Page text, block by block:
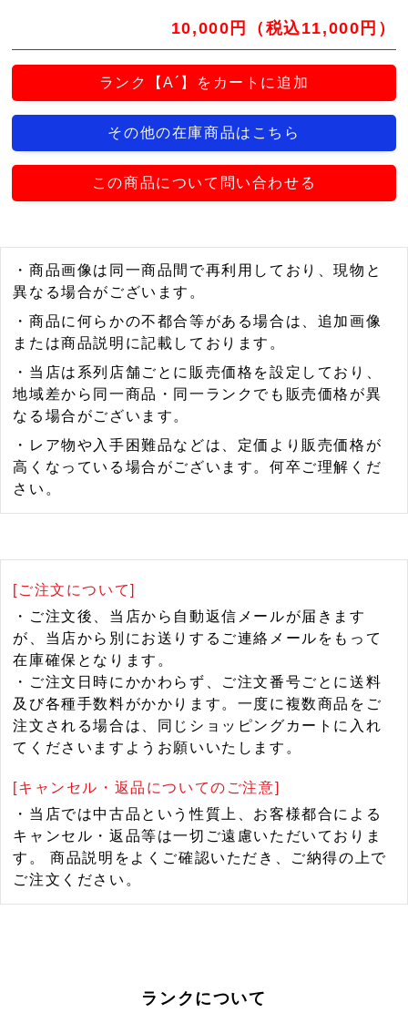
10,000円（税込11,000円）
ランク【A´】をカートに追加
その他の在庫商品はこちら
この商品について問い合わせる
・商品画像は同一商品間で再利用しており、現物と
異なる場合がございます。
・商品に何らかの不都合等がある場合は、追加画像
または商品説明に記載しております。
・当店は系列店舗ごとに販売価格を設定しており、
地域差から同一商品・同一ランクでも販売価格が異
なる場合がございます。
・レア物や入手困難品などは、定価より販売価格が
高くなっている場合がございます。何卒ご理解くだ
さい。
[ご注文について]
・ご注文後、当店から自動返信メールが届きます
が、当店から別にお送りするご連絡メールをもって
在庫確保となります。
・ご注文日時にかかわらず、ご注文番号ごとに送料
及び各種手数料がかかります。一度に複数商品をご
注文される場合は、同じショッピングカートに入れ
てくださいますようお願いいたします。
[キャンセル・返品についてのご注意]
・当店では中古品という性質上、お客様都合による
キャンセル・返品等は一切ご遠慮いただいておりま
す。 商品説明をよくご確認いただき、ご納得の上で
ご注文ください。
ランクについて